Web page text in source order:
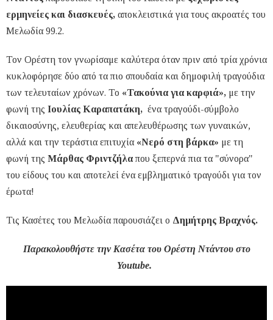
ερμηνείες και διασκευές, αποκλειστικά για τους ακροατές του
Μελωδία 99.2.
Τον Ορέστη τον γνωρίσαμε καλύτερα όταν πριν από τρία χρόνια
κυκλοφόρησε δύο από τα πιο σπουδαία και δημοφιλή τραγούδια
των τελευταίων χρόνων. Το «Τακούνια για καρφιά», με την
φωνή της Ιουλίας Καραπατάκη, ένα τραγούδι-σύμβολο
δικαιοσύνης, ελευθερίας και απελευθέρωσης των γυναικών,
αλλά και την τεράστια επιτυχία «Νερό στη βάρκα» με τη
φωνή της Μάρθας Φριντζήλα που ξεπερνά πια τα "σύνορα"
του είδους του και αποτελεί ένα εμβληματικό τραγούδι για τον
έρωτα!
Τις Κασέτες του Μελωδία παρουσιάζει ο Δημήτρης Βραχνός.
Παρακολουθήστε την Κασέτα του Ορέστη Ντάντου στο
Youtube.